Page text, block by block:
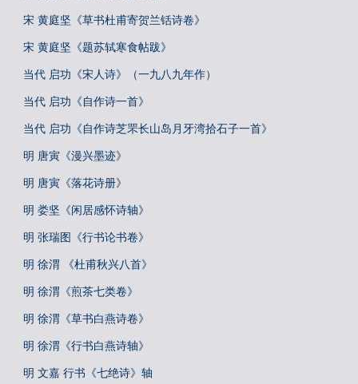
宋 黄庭坚《草书杜甫寄贺兰铦诗卷》
宋 黄庭坚《题苏轼寒食帖跋》
当代 启功《宋人诗》（一九八九年作）
当代 启功《自作诗一首》
当代 启功《自作诗芝罘长山岛月牙湾拾石子一首》
明 唐寅《漫兴墨迹》
明 唐寅《落花诗册》
明 娄坚《闲居感怀诗轴》
明 张瑞图《行书论书卷》
明 徐渭 《杜甫秋兴八首》
明 徐渭《煎茶七类卷》
明 徐渭《草书白燕诗卷》
明 徐渭《行书白燕诗轴》
明 文嘉 行书《七绝诗》轴